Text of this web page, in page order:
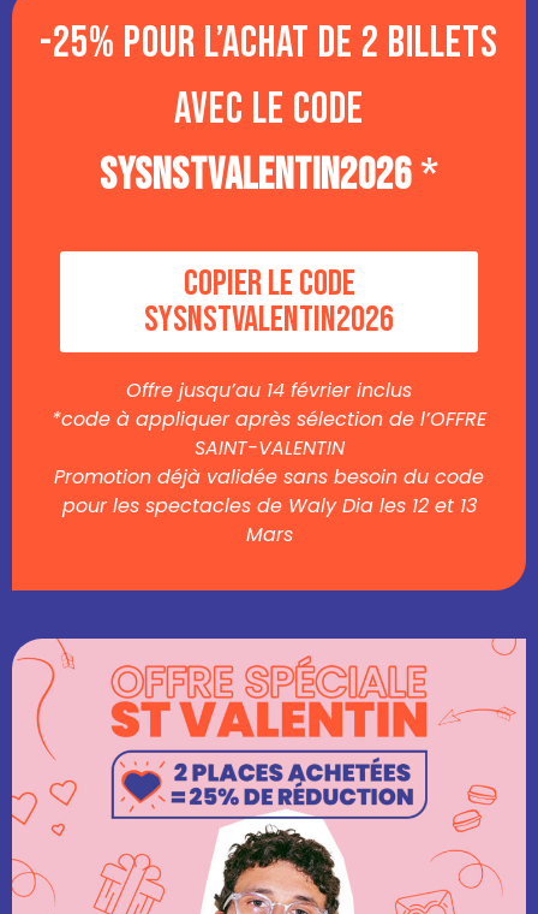
-25% pour l’achat de 2 billets
avec le code
SYSNSTVALENTIN2026*
Copier le code
SYSNSTVALENTIN2026
Offre jusqu’au 14 février inclus
*code à appliquer après sélection de l’OFFRE
SAINT-VALENTIN
Promotion déjà validée sans besoin du code
pour les spectacles de Waly Dia les 12 et 13
Mars